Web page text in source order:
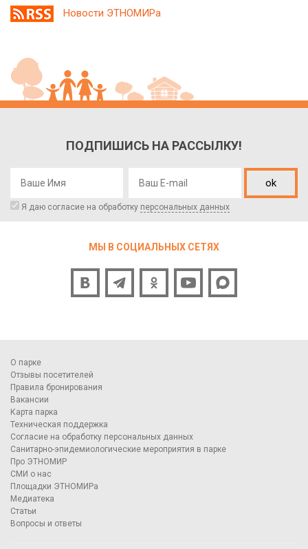
Новости ЭТНОМИРа
ПОДПИШИСЬ НА РАССЫЛКУ!
ok
Я даю согласие на обработку персональных данных
МЫ В СОЦИАЛЬНЫХ СЕТЯХ
О парке
Отзывы посетителей
Правила бронирования
Вакансии
Карта парка
Техническая поддержка
Согласие на обработку персональных данных
Санитарно-эпидемиологические мероприятия в парке
Про ЭТНОМИР
СМИ о нас
Площадки ЭТНОМИРа
Медиатека
Статьи
Вопросы и ответы